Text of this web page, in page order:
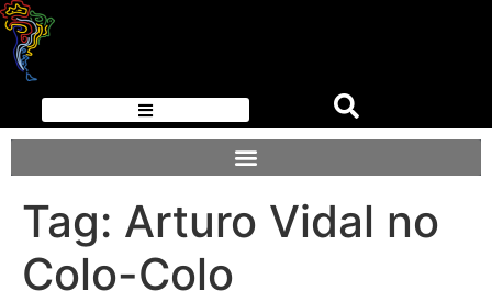
Tag: Arturo Vidal no
Colo-Colo